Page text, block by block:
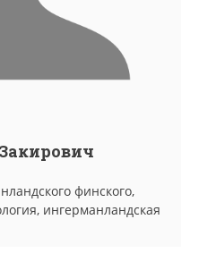
финского,
ингерманландская